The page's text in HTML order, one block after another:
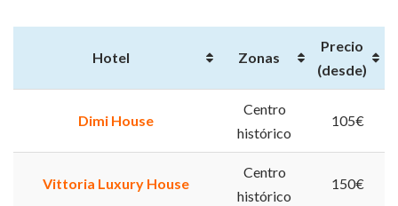
Hotel Zonas
Precio
(desde)
Dimi House
Centro
histórico
105€
Vittoria Luxury House
Centro
histórico
150€